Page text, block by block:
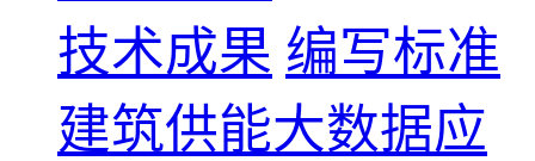
技术成果 编写标准
建筑供能大数据应